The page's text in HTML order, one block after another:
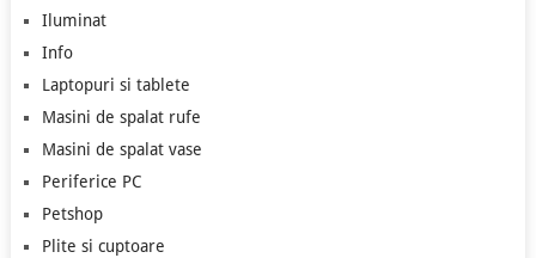
Iluminat
Info
Laptopuri si tablete
Masini de spalat rufe
Masini de spalat vase
Periferice PC
Petshop
Plite si cuptoare